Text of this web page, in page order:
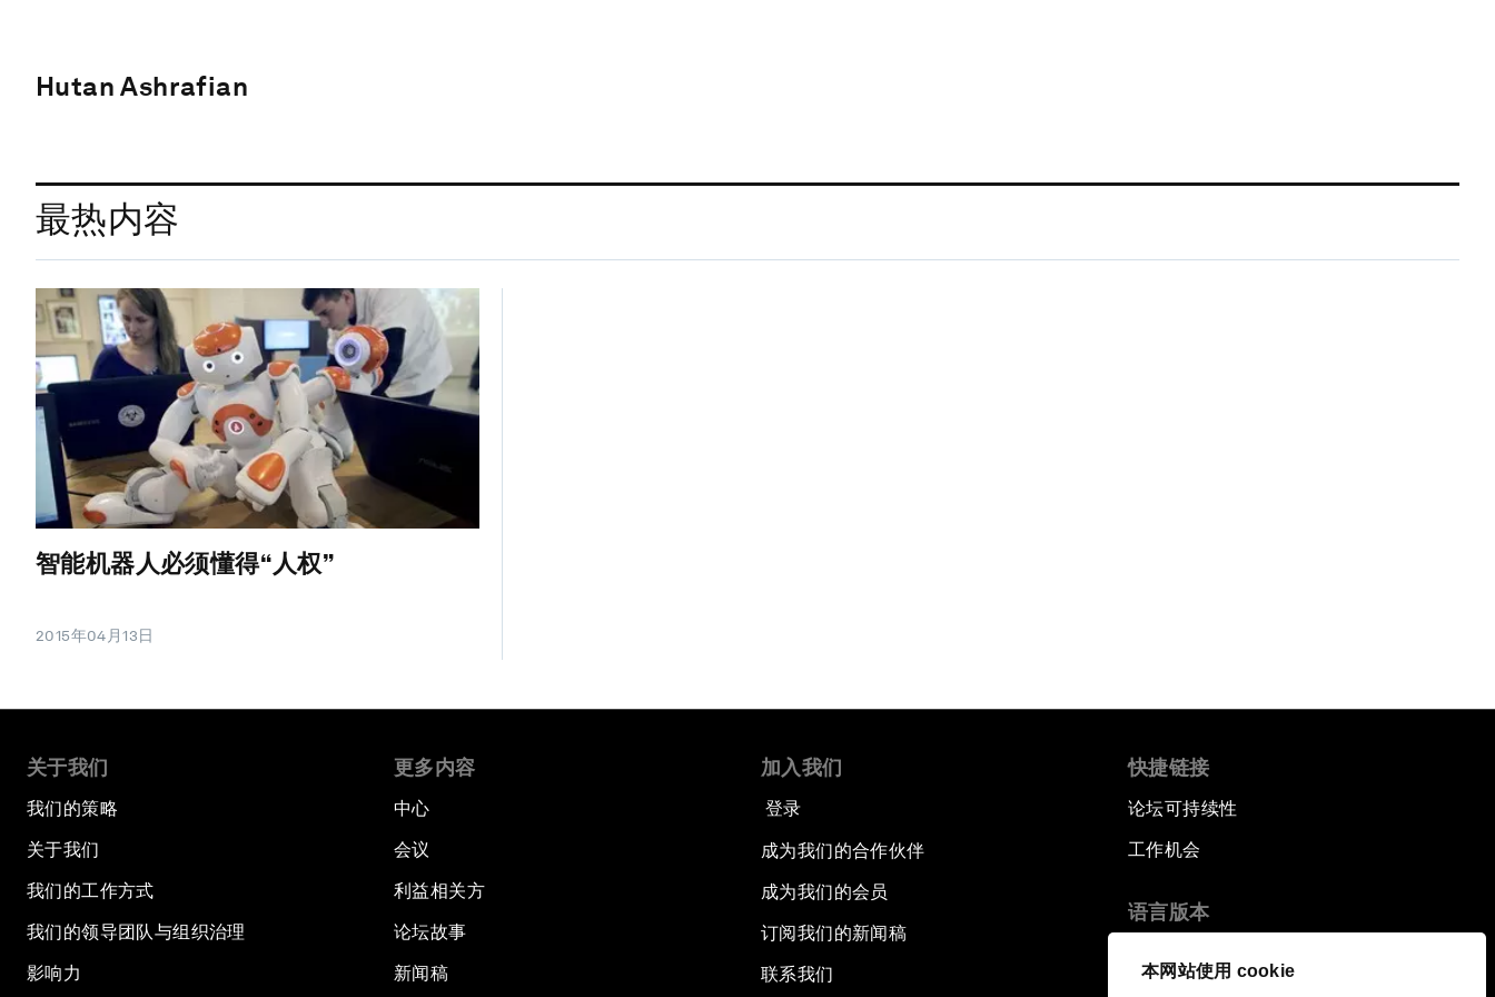
本网站使用 cookie
Hutan Ashrafian
最热内容
智能机器人必须懂得“人权”
2015年04月13日
关于我们
我们的策略
关于我们
我们的工作方式
我们的领导团队与组织治理
影响力
更多内容
中心
会议
利益相关方
论坛故事
新闻稿
加入我们
登录
成为我们的合作伙伴
成为我们的会员
订阅我们的新闻稿
联系我们
快捷链接
论坛可持续性
工作机会
语言版本